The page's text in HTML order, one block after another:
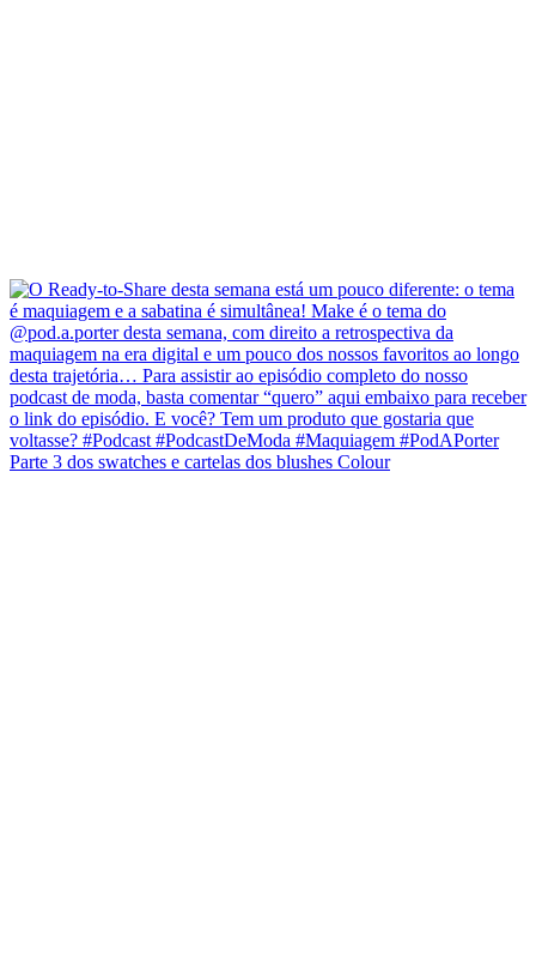
Parte 3 dos swatches e cartelas dos blushes Colour